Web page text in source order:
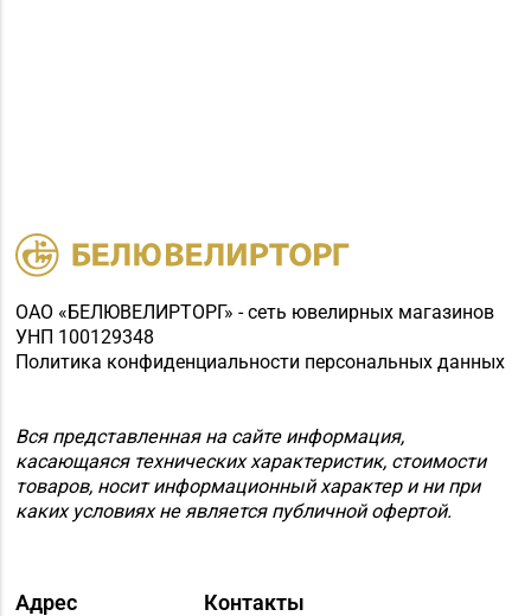
ОАО «БЕЛЮВЕЛИРТОРГ» - сеть ювелирных магазинов
УНП 100129348
Политика конфиденциальности персональных данных
Вся представленная на сайте информация,
касающаяся технических характеристик, стоимости
товаров, носит информационный характер и ни при
каких условиях не является публичной офертой.
Адрес Контакты